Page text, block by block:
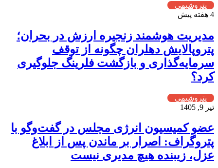
پتروشیمی
4 هفته پیش
مدیریت هوشمند زنجیره ارزش در بحران؛
پتروپالایش دهلران چگونه از توقف
سرمایه‌گذاری و بازگشت فلرینگ جلوگیری
کرد؟
پتروشیمی
تیر 9, 1405
عضو کمیسیون انرژی مجلس در گفت‌وگو با
پتروگراف: اصرار بر ماندن پس از ابلاغ
عزل، زیبنده هیچ مدیری نیست